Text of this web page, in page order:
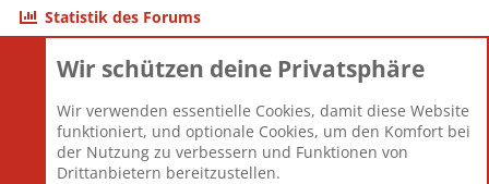
Statistik des Forums
Themen
Mitglieder
12.425
Neuestes Mitglied
Toddster85
Wir schützen deine Privatsphäre
Wir verwenden essentielle Cookies, damit diese Website
funktioniert, und optionale Cookies, um den Komfort bei
der Nutzung zu verbessern und Funktionen von
Drittanbietern bereitzustellen.